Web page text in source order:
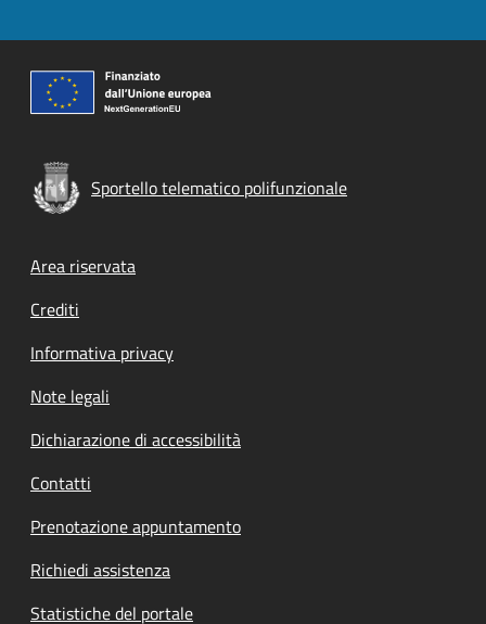
Sportello telematico polifunzionale
Footer menu
Area riservata
Crediti
Informativa privacy
Note legali
Dichiarazione di accessibilità
Contatti
Prenotazione appuntamento
Richiedi assistenza
Statistiche del portale